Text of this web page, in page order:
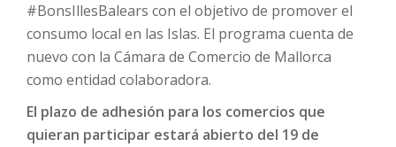
#BonsIllesBalears con el objetivo de promover el
consumo local en las Islas. El programa cuenta de
nuevo con la Cámara de Comercio de Mallorca
como entidad colaboradora.
El plazo de adhesión para los comercios que
quieran participar estará abierto del 19 de